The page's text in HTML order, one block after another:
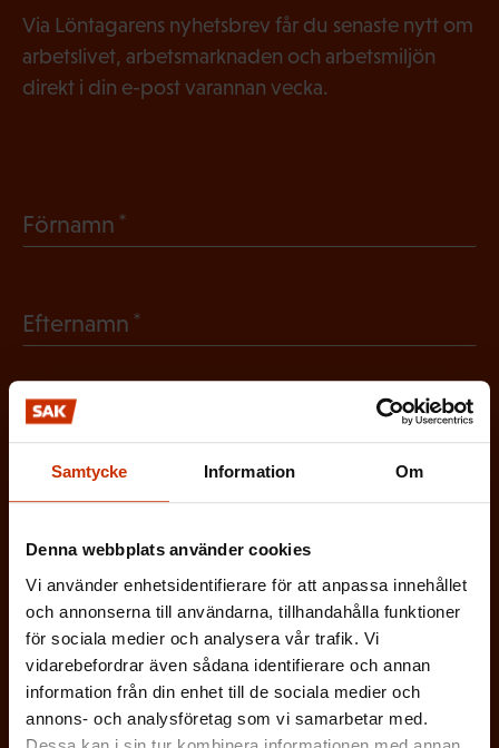
Samtycke Information Om
Denna webbplats använder cookies
Vi använder enhetsidentifierare för att anpassa innehållet
och annonserna till användarna, tillhandahålla funktioner
för sociala medier och analysera vår trafik. Vi
vidarebefordrar även sådana identifierare och annan
information från din enhet till de sociala medier och
annons- och analysföretag som vi samarbetar med.
Via Löntagarens nyhetsbrev får du senaste nytt om
arbetslivet, arbetsmarknaden och arbetsmiljön
direkt i din e-post varannan vecka.
Förnamn
a
r
i
s
k
t
Efternamn
g
a
t
o
r
i
s
E-postadress
g
a
t
o
Vilken eller vilka av dessa beskriver dig
bäst?
FÖRTROENDEMAN
ARBETARSKYDDSFULLMÄKTIG
JOBBAR INOM FACKET